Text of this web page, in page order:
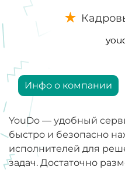
Инфо о компании
YouDo — удобный
быстро и безопасно
исполнителей для
задач. Достаточно